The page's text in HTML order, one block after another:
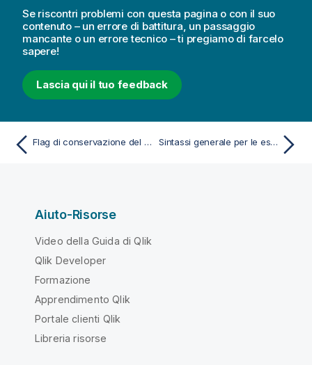
Se riscontri problemi con questa pagina o con il suo
contenuto – un errore di battitura, un passaggio
mancante o un errore tecnico – ti pregiamo di farcelo
sapere!
Lascia qui il tuo feedback
Flag di conservazione del set vuoto Sintassi generale per le espressioni grafiche
Aiuto-Risorse
Video della Guida di Qlik
Qlik Developer
Formazione
Apprendimento Qlik
Portale clienti Qlik
Libreria risorse